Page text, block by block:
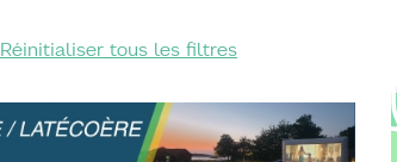
Réinitialiser tous les filtres